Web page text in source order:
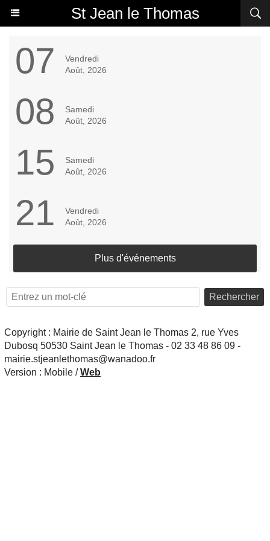
St Jean le Thomas
07
Vendredi
Août, 2026
08
Samedi
Août, 2026
15
Samedi
Août, 2026
21
Vendredi
Août, 2026
Plus d'événements
Rechercher
Copyright : Mairie de Saint Jean le Thomas 2, rue Yves
Dubosq 50530 Saint Jean le Thomas - 02 33 48 86 09 -
mairie.stjeanlethomas@wanadoo.fr
Version : Mobile /Web